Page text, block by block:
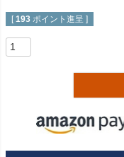
[ 193 ポイント進呈 ]